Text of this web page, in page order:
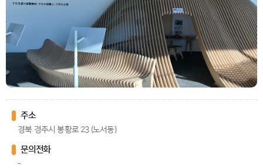
주소
경북 경주시 봉황로 23 (노서동)
문의전화
-